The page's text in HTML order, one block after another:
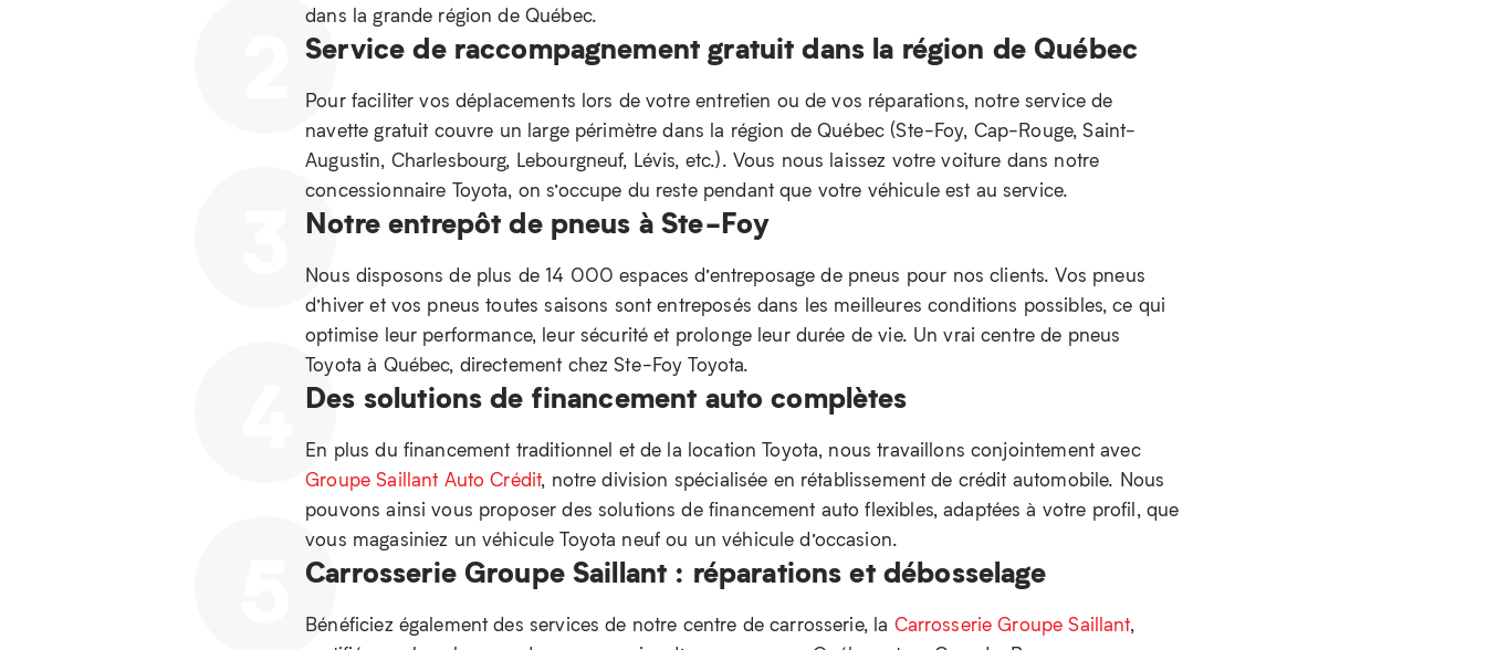
dans la grande région de Québec.
Service de raccompagnement gratuit dans la région de Québec
Pour faciliter vos déplacements lors de votre entretien ou de vos réparations, notre service de
navette gratuit couvre un large périmètre dans la région de Québec (Ste-Foy, Cap-Rouge, Saint-
Augustin, Charlesbourg, Lebourgneuf, Lévis, etc.). Vous nous laissez votre voiture dans notre
concessionnaire Toyota, on s’occupe du reste pendant que votre véhicule est au service.
Notre entrepôt de pneus à Ste-Foy
Nous disposons de plus de 14 000 espaces d’entreposage de pneus pour nos clients. Vos pneus
d’hiver et vos pneus toutes saisons sont entreposés dans les meilleures conditions possibles, ce qui
optimise leur performance, leur sécurité et prolonge leur durée de vie. Un vrai centre de pneus
Toyota à Québec, directement chez Ste-Foy Toyota.
Des solutions de financement auto complètes
En plus du financement traditionnel et de la location Toyota, nous travaillons conjointement avec
Groupe Saillant Auto Crédit, notre division spécialisée en rétablissement de crédit automobile. Nous
pouvons ainsi vous proposer des solutions de financement auto flexibles, adaptées à votre profil, que
vous magasiniez un véhicule Toyota neuf ou un véhicule d’occasion.
Carrosserie Groupe Saillant : réparations et débosselage
Bénéficiez également des services de notre centre de carrosserie, la Carrosserie Groupe Saillant,